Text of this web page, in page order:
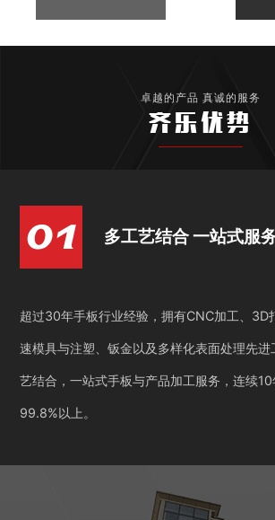
卓越的产品 真诚的服务
齐乐优势
多工艺结合 一站式服
超过30年手板行业经验，拥有CNC加工、3D
速模具与注塑、钣金以及多样化表面处理先进
艺结合，一站式手板与产品加工服务，连续
99.8%以上。